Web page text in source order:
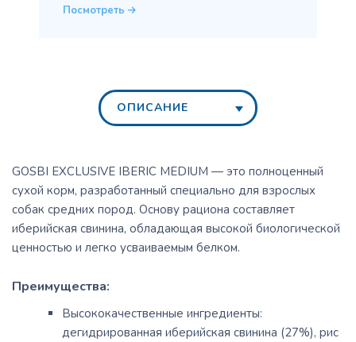
Посмотреть
ОПИСАНИЕ
GOSBI EXCLUSIVE IBERIC MEDIUM — это полноценный
сухой корм, разработанный специально для взрослых
собак средних пород. Основу рациона составляет
иберийская свинина, обладающая высокой биологической
ценностью и легко усваиваемым белком.
Преимущества:
Высококачественные ингредиенты:
дегидрированная иберийская свинина (27%), рис